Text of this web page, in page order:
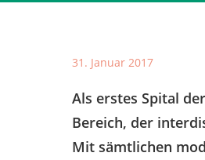
31. Januar 2017
Als erstes Spital
Bereich, der
Mit sämtlichen